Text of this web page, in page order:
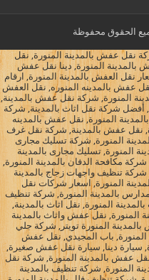
نقل عفش بالمدينة المنورة, نقل
المنورة, دينا نقل عفش
نقل العفش بالمدينة المنورة, ارقام
عفش بالمدينه المنوره, نقل العفش
المنورة, شركة نقل عفش بالمدينة,
أفضل شركة نقل اثاث بالمدينة, شركة
المنورة, نقل عفش بالمدينه
نقل عفش بالمدينة, شركة نقل غرف
المنورة, شركة تسليك مجارى
المنورة, تسليك مجارى بالمدينة
مكافحة الدفان بالمدينة المنورة,
تنظيف واجهات زجاج بالمدينة
المنورة, اسعار شركات نقل
بالمدينة المنورة, شركة تنظيف
المنورة, نقل اثاث بالمدينة,
المنورة, نقل عفش واثاث بالمدينة
المنورة تويتر, شركة جلي
المنورة, باب المجيدي, نقل عفش
سيارة دينا, سيارة نقل عفش صغيرة,
عفش بالمدينة المنورة, شركة نقل
المنورة, شركة تنظيف بالمدينة